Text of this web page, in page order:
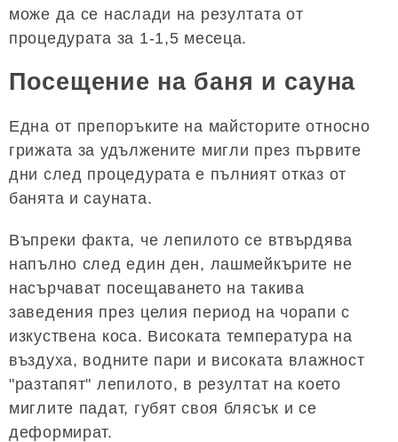
може да се наслади на резултата от
процедурата за 1-1,5 месеца.
Посещение на баня и сауна
Една от препоръките на майсторите относно
грижата за удължените мигли през първите
дни след процедурата е пълният отказ от
банята и сауната.
Въпреки факта, че лепилото се втвърдява
напълно след един ден, лашмейкърите не
насърчават посещаването на такива
заведения през целия период на чорапи с
изкуствена коса. Високата температура на
въздуха, водните пари и високата влажност
"разтапят" лепилото, в резултат на което
миглите падат, губят своя блясък и се
деформират.